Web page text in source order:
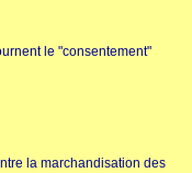
le "consentement"
la marchandisation des